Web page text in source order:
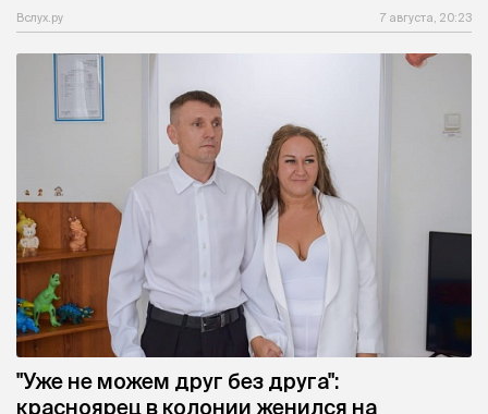
Вслух.ру 7 августа, 20:23
"Уже не можем друг без друга":
красноярец в колонии женился на